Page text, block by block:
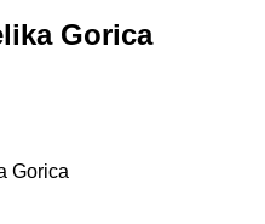
Gorica
Gorica